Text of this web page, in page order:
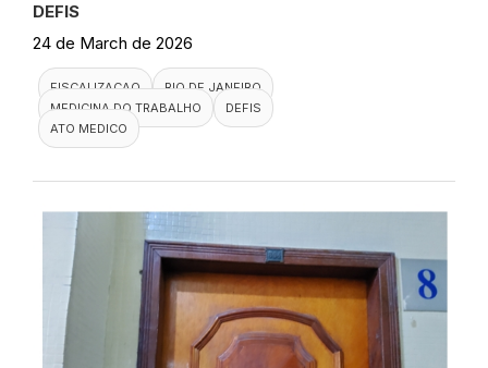
DEFIS
24 de March de 2026
FISCALIZACAO
RIO DE JANEIRO
MEDICINA DO TRABALHO
DEFIS
ATO MEDICO